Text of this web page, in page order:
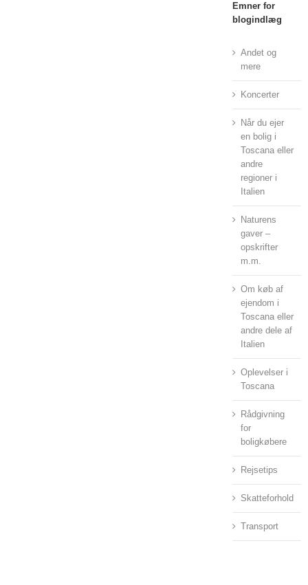
Emner for
blogindlæg
Andet og
mere
Koncerter
Når du ejer
en bolig i
Toscana eller
andre
regioner i
Italien
Naturens
gaver –
opskrifter
m.m.
Om køb af
ejendom i
Toscana eller
andre dele af
Italien
Oplevelser i
Toscana
Rådgivning
for
boligkøbere
Rejsetips
Skatteforhold
Transport